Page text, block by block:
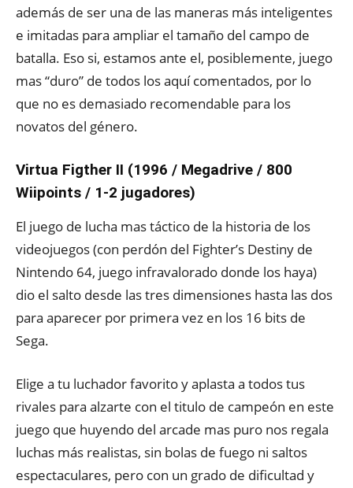
además de ser una de las maneras más inteligentes
e imitadas para ampliar el tamaño del campo de
batalla. Eso si, estamos ante el, posiblemente, juego
mas “duro” de todos los aquí comentados, por lo
que no es demasiado recomendable para los
novatos del género.
Virtua Figther II (1996 / Megadrive / 800
Wiipoints / 1-2 jugadores)
El juego de lucha mas táctico de la historia de los
videojuegos (con perdón del Fighter’s Destiny de
Nintendo 64, juego infravalorado donde los haya)
dio el salto desde las tres dimensiones hasta las dos
para aparecer por primera vez en los 16 bits de
Sega.
Elige a tu luchador favorito y aplasta a todos tus
rivales para alzarte con el titulo de campeón en este
juego que huyendo del arcade mas puro nos regala
luchas más realistas, sin bolas de fuego ni saltos
espectaculares, pero con un grado de dificultad y